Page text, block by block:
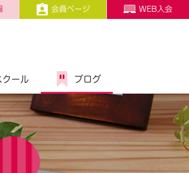
会員ページ WEB入会
クール ブログ